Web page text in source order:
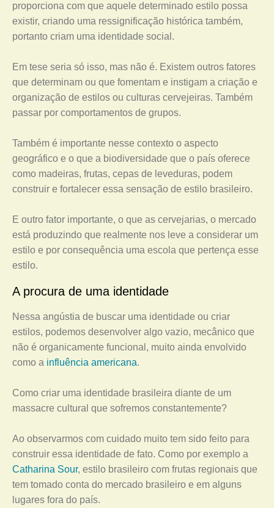
proporciona com que aquele determinado estilo possa
existir, criando uma ressignificação histórica também,
portanto criam uma identidade social.
Em tese seria só isso, mas não é. Existem outros fatores
que determinam ou que fomentam e instigam a criação e
organização de estilos ou culturas cervejeiras. Também
passar por comportamentos de grupos.
Também é importante nesse contexto o aspecto
geográfico e o que a biodiversidade que o país oferece
como madeiras, frutas, cepas de leveduras, podem
construir e fortalecer essa sensação de estilo brasileiro.
E outro fator importante, o que as cervejarias, o mercado
está produzindo que realmente nos leve a considerar um
estilo e por consequência uma escola que pertença esse
estilo.
A procura de uma identidade
Nessa angústia de buscar uma identidade ou criar
estilos, podemos desenvolver algo vazio, mecânico que
não é organicamente funcional, muito ainda envolvido
como a influência americana.
Como criar uma identidade brasileira diante de um
massacre cultural que sofremos constantemente?
Ao observarmos com cuidado muito tem sido feito para
construir essa identidade de fato. Como por exemplo a
Catharina Sour, estilo brasileiro com frutas regionais que
tem tomado conta do mercado brasileiro e em alguns
lugares fora do país.